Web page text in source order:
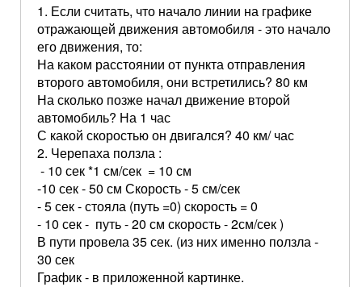
1. Если считать, что начало линии на графике
отражающей движения автомобиля - это начало
его движения, то:
На каком расстоянии от пункта отправления
второго автомобиля, они встретились? 80 км
На сколько позже начал движение второй
автомобиль? На 1 час
С какой скоростью он двигался? 40 км/ час
2. Черепаха ползла :
- 10 сек *1 см/сек = 10 см
-10 сек - 50 см Скорость - 5 см/сек
- 5 сек - стояла (путь =0) скорость = 0
- 10 сек - путь - 20 см скорость - 2см/сек )
В пути провела 35 сек. (из них именно ползла -
30 сек
График - в приложенной картинке.